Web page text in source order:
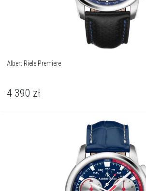
Albert Riele Premiere
4 390 zł